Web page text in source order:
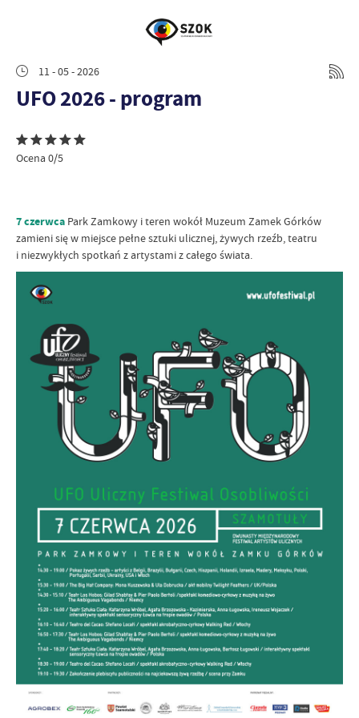
11 - 05 - 2026
UFO 2026 - program
Ocena 0/5
7 czerwca Park Zamkowy i teren wokół Muzeum Zamek Górków
zamieni się w miejsce pełne sztuki ulicznej, żywych rzeźb, teatru
i niezwykłych spotkań z artystami z całego świata.